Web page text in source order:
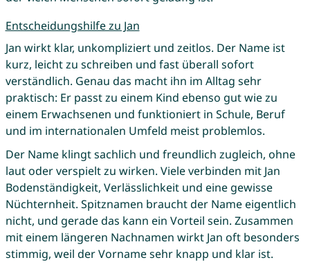
Entscheidungshilfe zu Jan
Jan wirkt klar, unkompliziert und zeitlos. Der Name ist
kurz, leicht zu schreiben und fast überall sofort
verständlich. Genau das macht ihn im Alltag sehr
praktisch: Er passt zu einem Kind ebenso gut wie zu
einem Erwachsenen und funktioniert in Schule, Beruf
und im internationalen Umfeld meist problemlos.
Der Name klingt sachlich und freundlich zugleich, ohne
laut oder verspielt zu wirken. Viele verbinden mit Jan
Bodenständigkeit, Verlässlichkeit und eine gewisse
Nüchternheit. Spitznamen braucht der Name eigentlich
nicht, und gerade das kann ein Vorteil sein. Zusammen
mit einem längeren Nachnamen wirkt Jan oft besonders
stimmig, weil der Vorname sehr knapp und klar ist.